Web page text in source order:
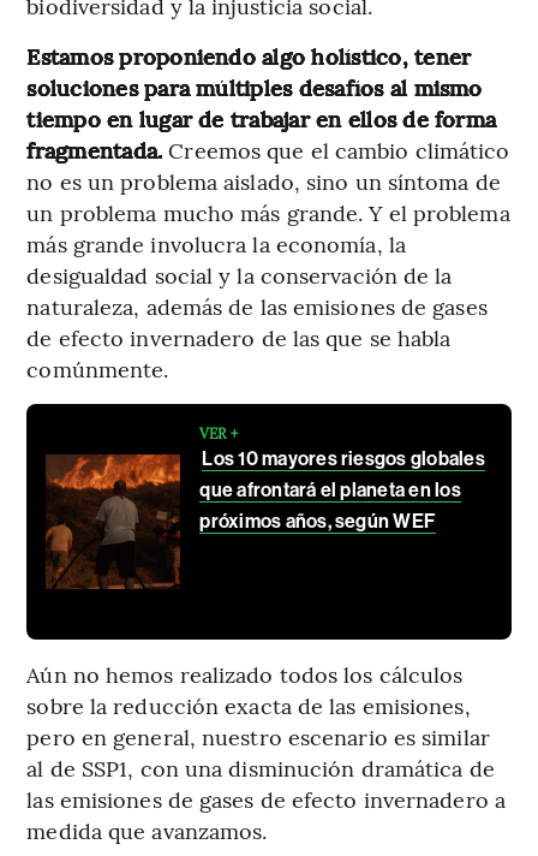
Estamos proponiendo algo holístico, tener
soluciones para múltiples desafíos al mismo
tiempo en lugar de trabajar en ellos de forma
fragmentada. Creemos que el cambio climático
no es un problema aislado, sino un síntoma de
un problema mucho más grande. Y el problema
más grande involucra la economía, la
desigualdad social y la conservación de la
naturaleza, además de las emisiones de gases
de efecto invernadero de las que se habla
comúnmente.
VER +
Los 10 mayores riesgos globales
que afrontará el planeta en los
próximos años, según WEF
Aún no hemos realizado todos los cálculos
sobre la reducción exacta de las emisiones,
pero en general, nuestro escenario es similar
al de SSP1, con una disminución dramática de
las emisiones de gases de efecto invernadero a
medida que avanzamos.